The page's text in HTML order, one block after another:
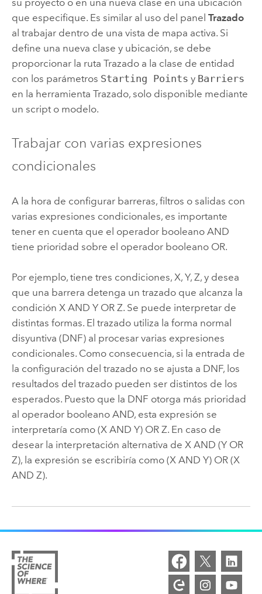
su proyecto o en una nueva clase en una ubicación
que especifique. Es similar al uso del panel Trazado
al trabajar dentro de una vista de mapa activa. Si
define una nueva clase y ubicación, se debe
proporcionar la ruta Trazadoa la clase de entidad
con los parámetros Starting Points y Barriers
en la herramienta Trazado, solo disponible mediante
un script o modelo.
Trabajar con varias expresiones
condicionales
A la hora de configurar barreras, filtros o salidas con
varias expresiones condicionales, es importante
tener en cuenta que el operador booleano AND
tiene prioridad sobre el operador booleano OR.
Por ejemplo, tiene tres condiciones, X, Y, Z, y desea
que una barrera detenga un trazado que alcanza la
condición X AND Y OR Z. Se puede interpretar de
distintas formas. El trazado utiliza la forma normal
disyuntiva (DNF) al procesar varias expresiones
condicionales. Como consecuencia, si la entrada de
la configuración del trazado no se ajusta a DNF, los
resultados del trazado pueden ser distintos de los
esperados. Puesto que la DNF otorga más prioridad
al operador booleano AND, esta expresión se
interpretaría como (X AND Y) OR Z. En caso de
desear la interpretación alternativa de X AND (Y OR
Z), la expresión se escribiría como (X AND Y) OR (X
AND Z).